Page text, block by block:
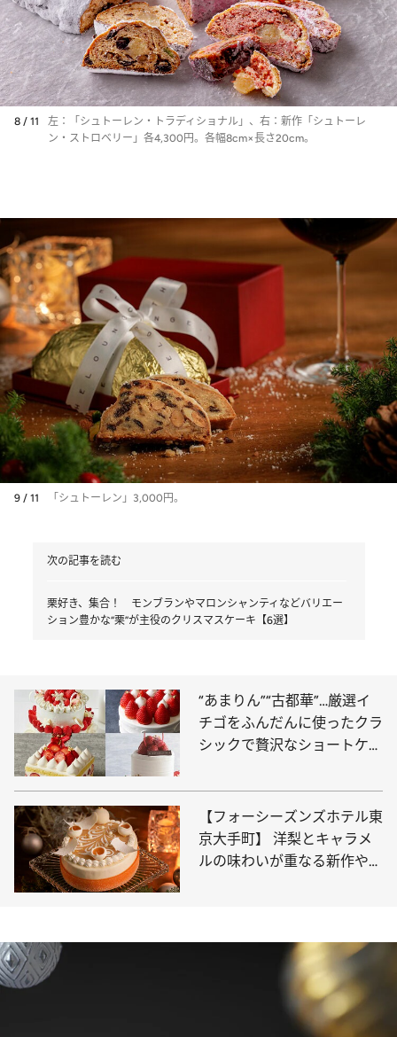
8 / 11
左：「シュトーレン・トラディショナル」、右：新作「シュトーレ
ン・ストロベリー」各4,300円。各幅8cm×長さ20cm。
9 / 11 「シュトーレン」3,000円。
次の記事を読む
栗好き、集合！ モンブランやマロンシャンティなどバリエー
ション豊かな“栗”が主役のクリスマスケーキ【6選】
“あまりん”“古都華”…厳選イ
チゴをふんだんに使ったクラ
シックで贅沢なショートケー
【フォーシーズンズホテル東
京大手町】 洋梨とキャラメ
ルの味わいが重なる新作やお